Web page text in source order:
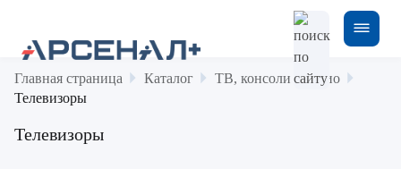
Главная страница Каталог
ТВ, консоли и аудио
Телевизоры
Телевизоры